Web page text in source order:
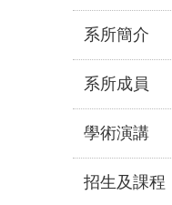
系所簡介
系所成員
學術演講
招生及課程